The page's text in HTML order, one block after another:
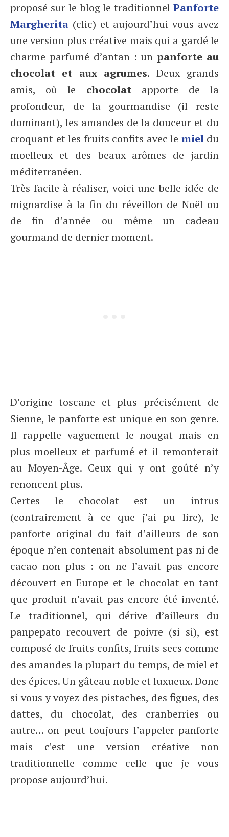
proposé sur le blog le traditionnel Panforte
Margherita (clic) et aujourd’hui vous avez
une version plus créative mais qui a gardé le
charme parfumé d’antan : unpanforte au
chocolat et aux agrumes. Deux grands
amis, où le chocolatapporte de la
profondeur, de la gourmandise (il reste
dominant), les amandes de la douceur et du
croquant et les fruits confits avec le mieldu
moelleux et des beaux arômes de jardin
méditerranéen.
Très facile à réaliser, voici une belle idée de
mignardise à la fin du réveillon de Noël ou
de fin d’année ou même un cadeau
gourmand de dernier moment.
D’origine toscane et plus précisément de
Sienne, le panforte est unique en son genre.
Il rappelle vaguement le nougat mais en
plus moelleux et parfumé et il remonterait
au Moyen-Âge. Ceux qui y ont goûté n’y
renoncent plus.
Certes le chocolat est un intrus
(contrairement à ce que j’ai pu lire), le
panforte original du fait d’ailleurs de son
époque n’en contenait absolument pas ni de
cacao non plus : on ne l’avait pas encore
découvert en Europe et le chocolat en tant
que produit n’avait pas encore été inventé.
Le traditionnel, qui dérive d’ailleurs du
panpepato recouvert de poivre (si si), est
composé de fruits confits, fruits secs comme
des amandes la plupart du temps, de miel et
des épices. Un gâteau noble et luxueux. Donc
si vous y voyez des pistaches, des figues, des
dattes, du chocolat, des cranberries ou
autre… on peut toujours l’appeler panforte
mais c’est une version créative non
traditionnelle comme celle que je vous
propose aujourd’hui.